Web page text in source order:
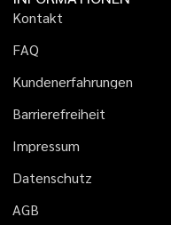
Kontakt
FAQ
Kundenerfahrungen
Barrierefreiheit
Impressum
Datenschutz
AGB